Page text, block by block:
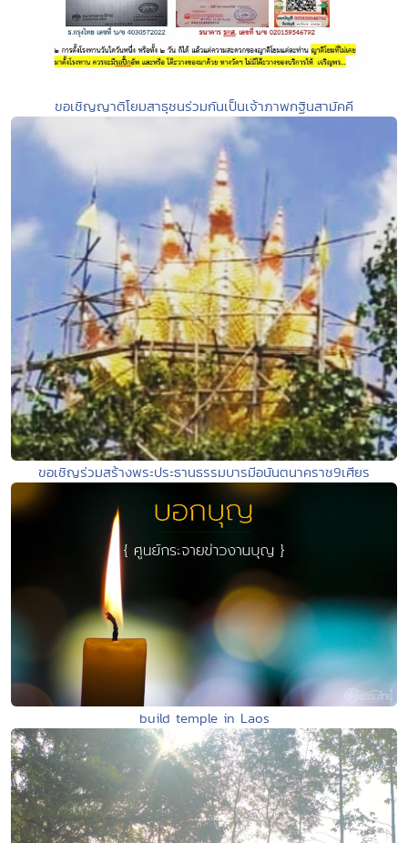
ขอเชิญญาติโยมสาธุชนร่วมกันเป็นเจ้าภาพกฐินสามัคคี
ขอเชิญร่วมสร้างพระประธานธรรมบารมีอนันตนาคราช9เศียร
build temple in Laos